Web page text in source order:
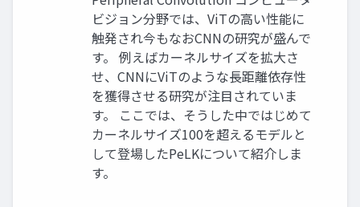
ビジョン分野では、ViTの高い性能に
触発され今もなおCNNの研究が盛んで
す。 例えばカーネルサイズを拡大さ
せ、CNNにViTのような長距離依存性
を獲得させる研究が注目されていま
す。 ここでは、そうした中ではじめて
カーネルサイズ100を超えるモデルと
して登場したPeLKについて紹介しま
す。